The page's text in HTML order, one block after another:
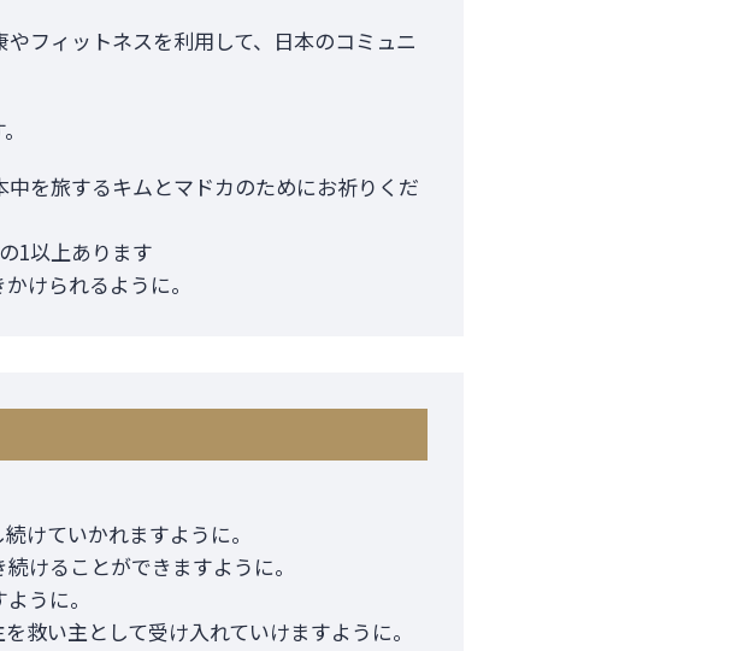
フィットネスを利用して、日本のコミュニ
を旅するキムとマドカのためにお祈りくだ
1以上あります
けられるように。
けていかれますように。
けることができますように。
うに。
救い主として受け入れていけますように。